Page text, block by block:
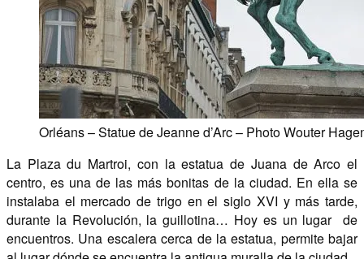
Orléans – Statue de Jeanne d’Arc – Photo Wouter
La Plaza du Martroi, con la estatua de Juana de Arco el
centro, es una de las más bonitas de la ciudad. En ella se
instalaba el mercado de trigo en el siglo XVI y más tarde,
durante la Revolución, la guillotina… Hoy es un lugar de
encuentros. Una escalera cerca de la estatua, permite bajar